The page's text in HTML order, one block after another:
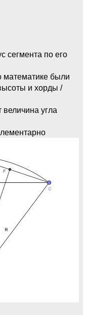
сегмента по его
математике были
и хорды /
угла